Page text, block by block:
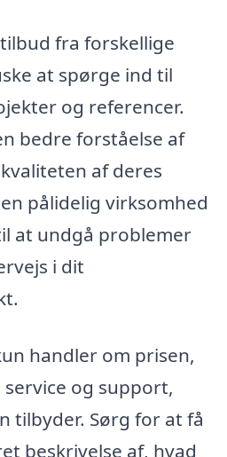
fra forskellige
at spørge ind til
og referencer.
bedre forståelse af
af deres
pålidelig virksomhed
at undgå problemer
i dit
handler om prisen,
og support,
tilbyder. Sørg for at få
beskrivelse af, hvad